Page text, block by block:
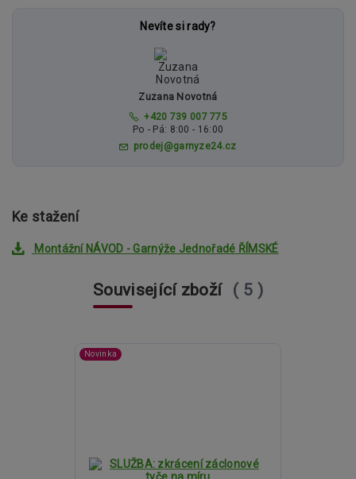
Nevíte si rady?
Zuzana Novotná
+420 739 007 775
Po - Pá: 8:00 - 16:00
prodej@garnyze24.cz
Ke stažení
Montážní NÁVOD - Garnýže Jednořadé ŘÍMSKÉ
Související zboží 5
Novinka